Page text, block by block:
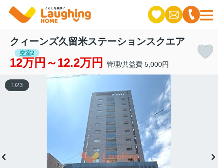
クィーンズ久留米ステーションスクエア
空室2
12万円～12.2万円 管理/共益費 5,000円
1 /23